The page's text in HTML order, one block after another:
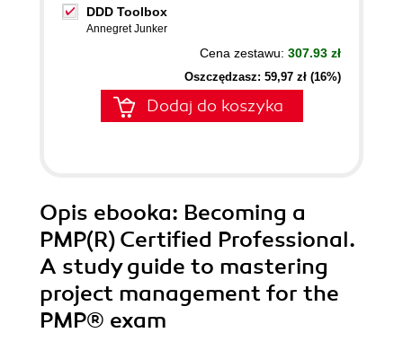
DDD Toolbox
Annegret Junker
Cena zestawu: 307.93 zł
Oszczędzasz: 59,97 zł (16%)
Dodaj do koszyka
Opis ebooka: Becoming a
PMP(R) Certified Professional.
A study guide to mastering
project management for the
PMP® exam